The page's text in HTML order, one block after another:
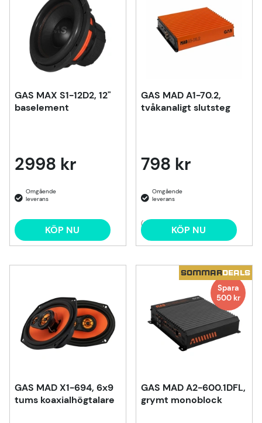
GAS MAX S1-12D2, 12"
baselement
2998 kr
KÖP NU
GAS MAD A1-70.2,
tvåkanaligt slutsteg
798 kr
(9) KÖP NU
GAS MAD X1-694, 6x9
tums koaxialhögtalare
SOMMARDEALS
Spara
500kr
GAS MAD A2-600.1DFL,
grymt monoblock